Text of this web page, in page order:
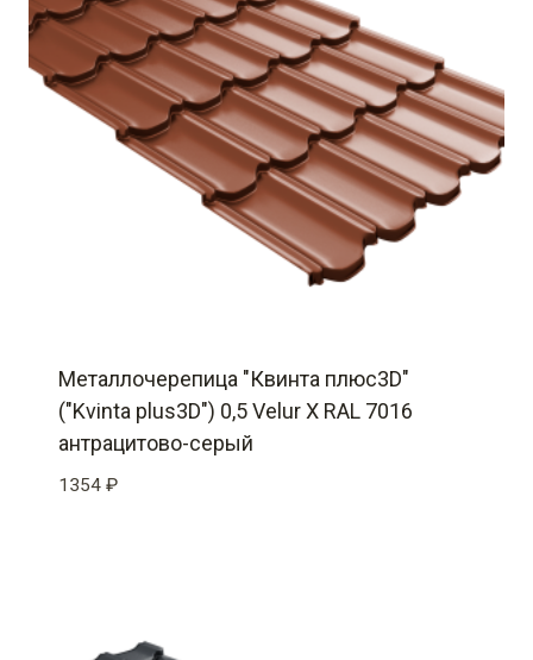
Металлочерепица "Квинта плюс3D"
("Kvinta plus3D") 0,5 Velur X RAL 7016
антрацитово-серый
1354 ₽